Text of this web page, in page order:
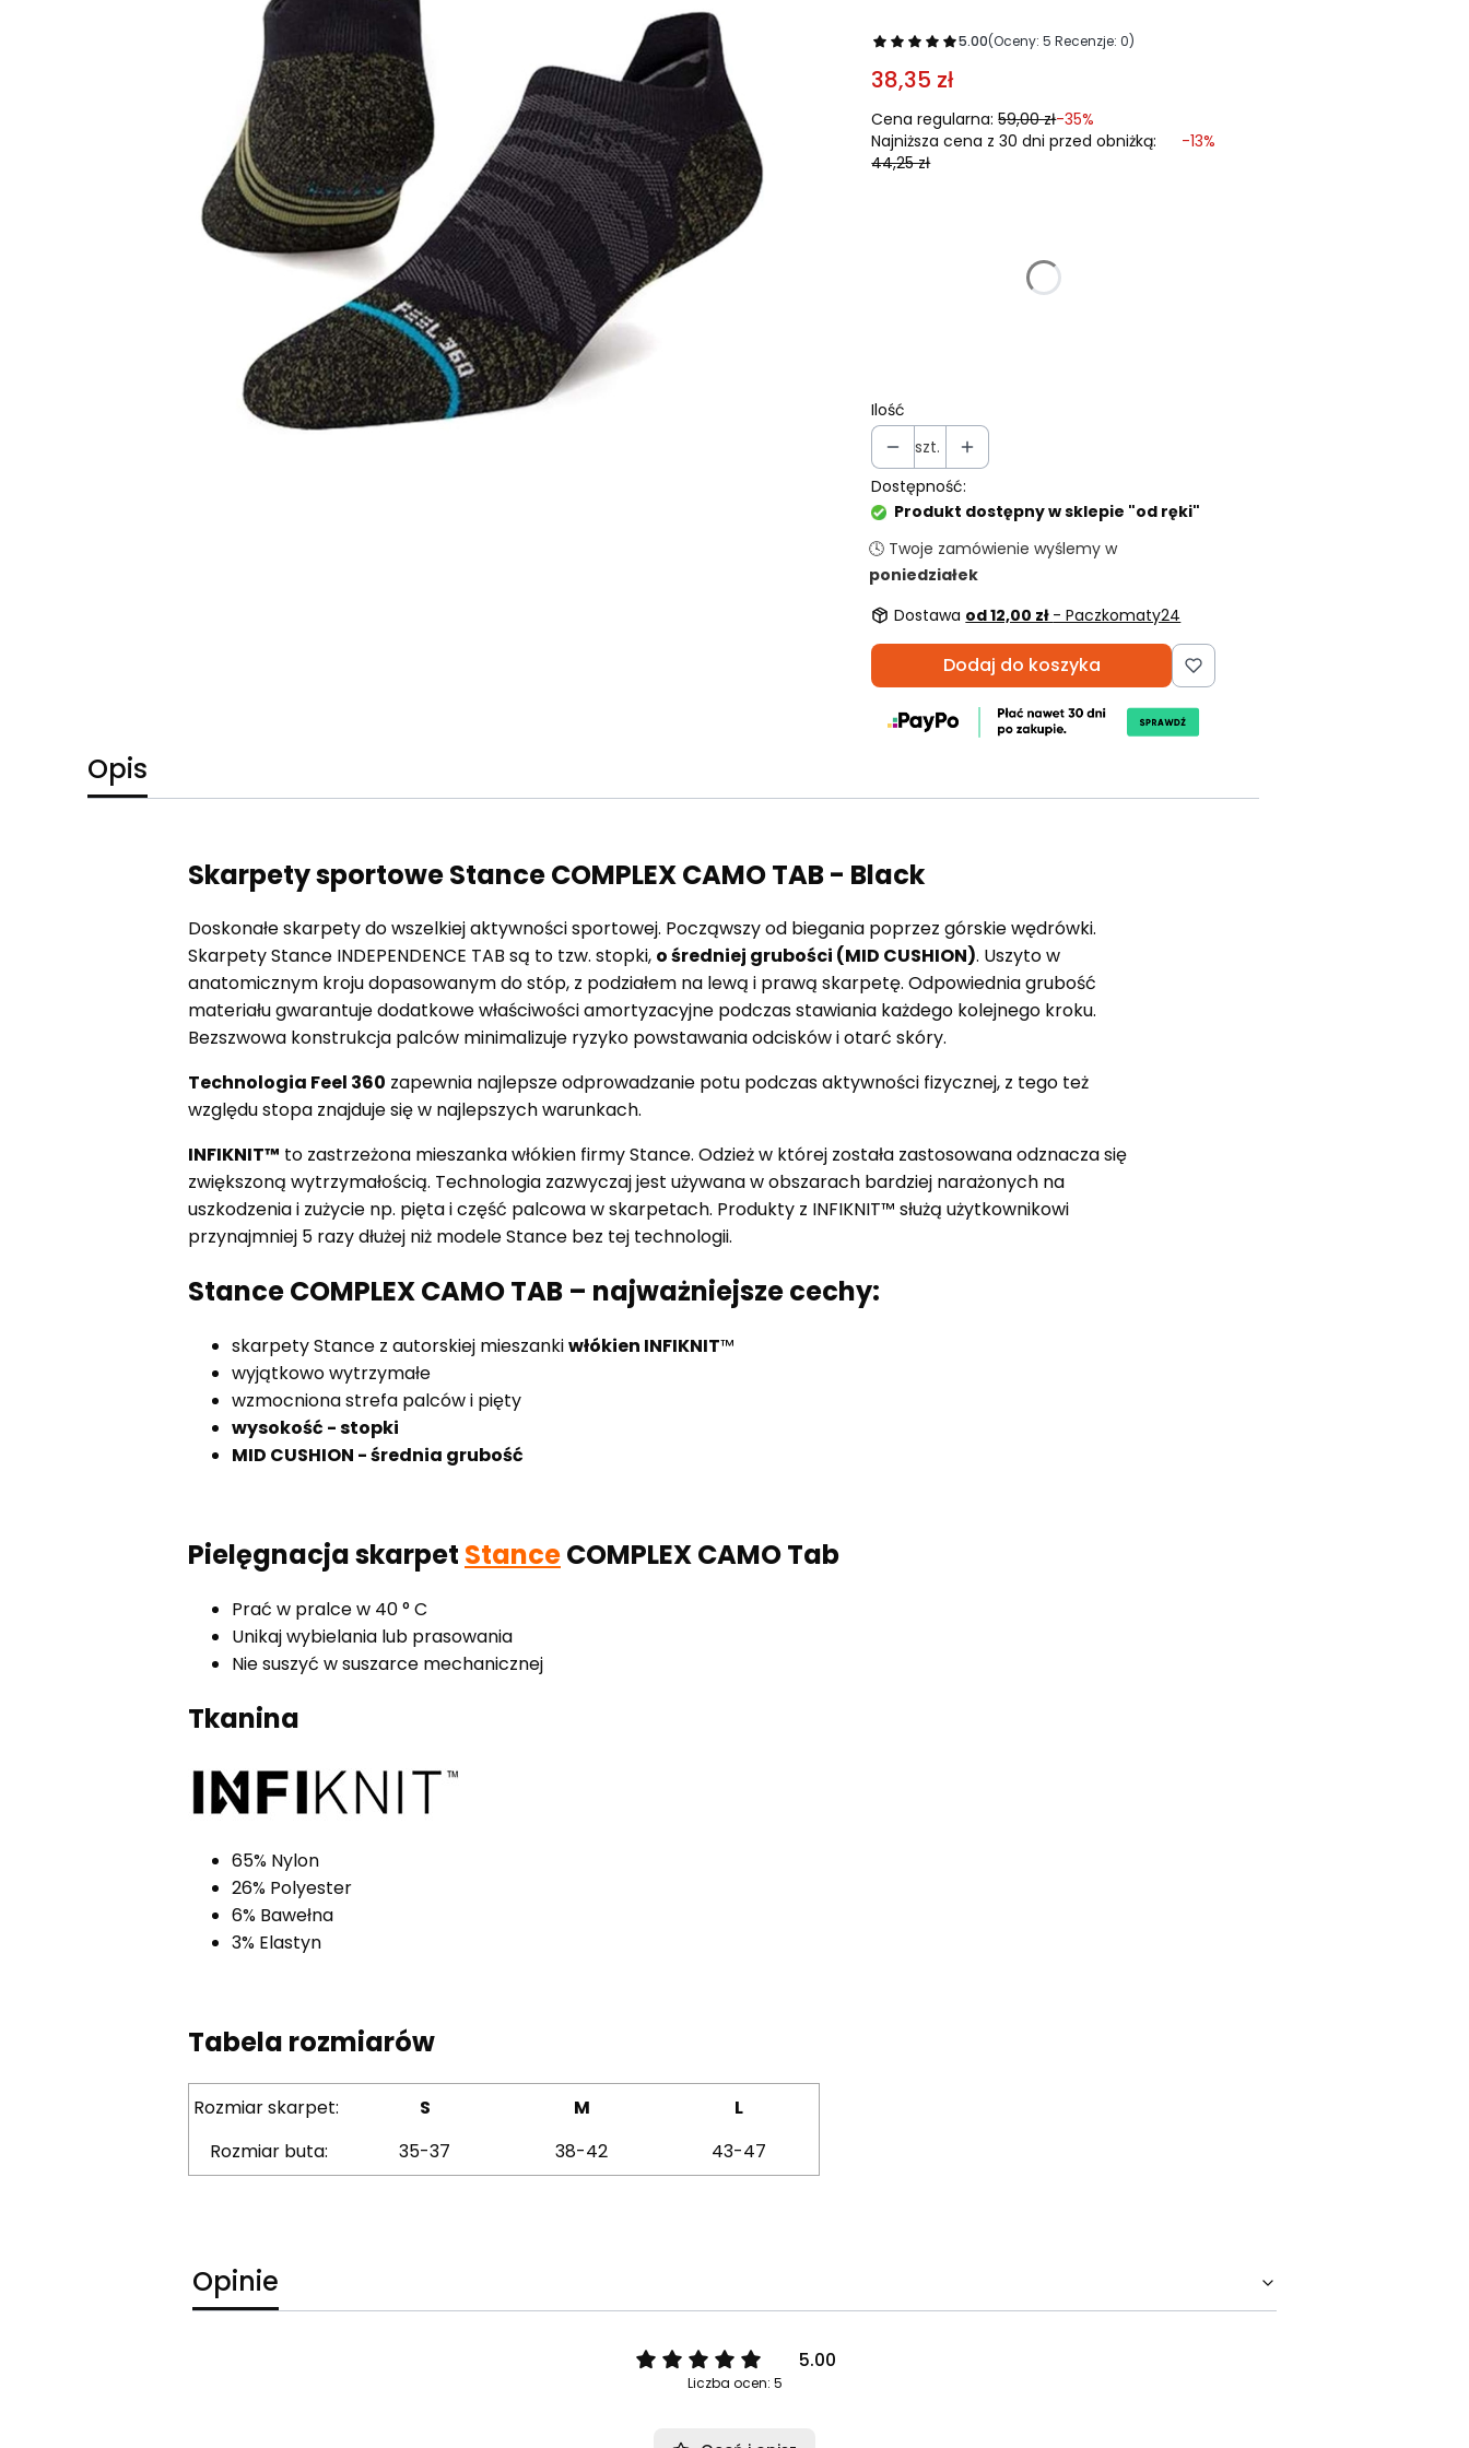
5.00(Oceny: 5 Recenzje: 0)
38,35 zł
Cena regularna: 59,00 zł-35%
Najniższa cena z 30 dni przed obniżką:
44,25 zł
-13%
Ilość
szt.
Dostępność:
Produkt dostępny w sklepie "od ręki"
🕓 Twoje zamówienie wyślemy w
poniedziałek
Dostawa od 12,00 zł - Paczkomaty24
Dodaj do koszyka
Opis
Skarpety sportowe Stance COMPLEX CAMO TAB - Black
Doskonałe skarpety do wszelkiej aktywności sportowej. Począwszy od biegania poprzez górskie wędrówki.
Skarpety Stance INDEPENDENCE TAB są to tzw. stopki, o średniej grubości (MID CUSHION). Uszyto w
anatomicznym kroju dopasowanym do stóp, z podziałem na lewą i prawą skarpetę. Odpowiednia grubość
materiału gwarantuje dodatkowe właściwości amortyzacyjne podczas stawiania każdego kolejnego kroku.
Bezszwowa konstrukcja palców minimalizuje ryzyko powstawania odcisków i otarć skóry.
Technologia Feel 360 zapewnia najlepsze odprowadzanie potu podczas aktywności fizycznej, z tego też
względu stopa znajduje się w najlepszych warunkach.
INFIKNIT™ to zastrzeżona mieszanka włókien firmy Stance. Odzież w której została zastosowana odznacza się
zwiększoną wytrzymałością. Technologia zazwyczaj jest używana w obszarach bardziej narażonych na
uszkodzenia i zużycie np. pięta i część palcowa w skarpetach. Produkty z INFIKNIT™ służą użytkownikowi
przynajmniej 5 razy dłużej niż modele Stance bez tej technologii.
Stance COMPLEX CAMO TAB – najważniejsze cechy:
skarpety Stance z autorskiej mieszankiwłókien INFIKNIT™
wyjątkowo wytrzymałe
wzmocniona strefa palców i pięty
wysokość - stopki
MID CUSHION - średnia grubość
Pielęgnacja skarpet StanceCOMPLEX CAMO Tab
Prać w pralce w 40 ° C
Unikaj wybielania lub prasowania
Nie suszyć w suszarce mechanicznej
Tkanina
65% Nylon
26% Polyester
6% Bawełna
3% Elastyn
Tabela rozmiarów
Rozmiar skarpet: S M
L
Rozmiar buta:
35-37 38-42 43-47
Opinie
5.00
Liczba ocen: 5